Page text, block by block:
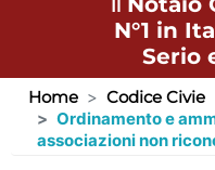
N°1 in
Serio
Home
Codice Civie
Ordinamento e
associazioni non